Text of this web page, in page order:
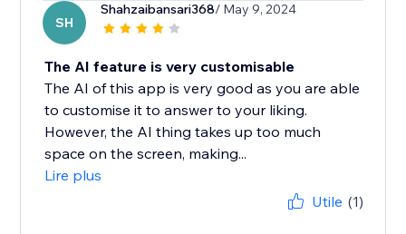
SH
Shahzaibansari368/ May 9, 2024
The AI feature is very customisable
The AI of this app is very good as you are able
to customise it to answer to your liking.
However, the AI thing takes up too much
space on the screen, making...
Lire plus
Utile (1)